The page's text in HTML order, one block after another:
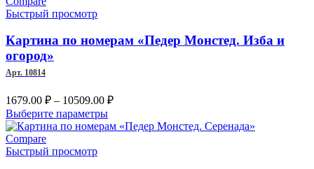
Опции
можно
товара.
Быстрый просмотр
Картина по номерам «Педер Монстед. Изба и
огород»
Арт. 10814
1679.00 ₽ – 10509.00 ₽Диапазон
1679.00 ₽
Выберите параметрыЭтот
товар
Compare
Быстрый просмотр